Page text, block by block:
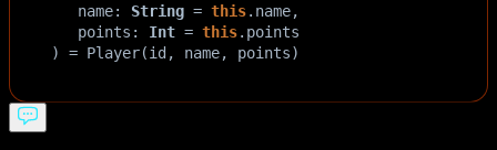
name: String = this. name,
points : Int = this. points
) = Player(id, name, points)